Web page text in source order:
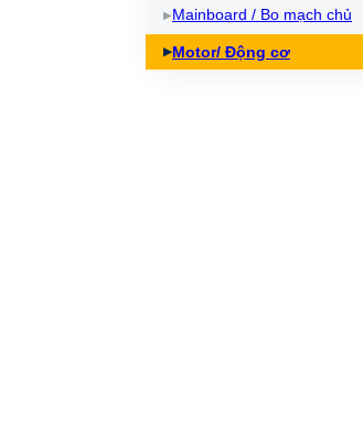
Mainboard / Bo mạch chủ
Motor/ Động cơ